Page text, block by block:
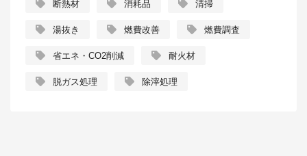
断熱材 消耗品 清掃
湯抜き 燃費改善 燃費調査
省エネ・CO2削減 耐火材
脱ガス処理 除滓処理